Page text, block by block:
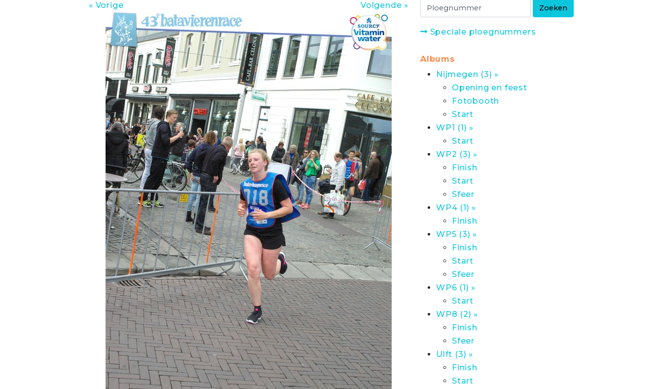
« Vorige
Volgende »
Speciale ploegnummers
Albums
Nijmegen (3) »
Opening en feest
Fotobooth
Start
WP1 (1) »
Start
WP2 (3) »
Finish
Start
Sfeer
WP4 (1) »
Finish
WP5 (3) »
Finish
Start
Sfeer
WP6 (1) »
Start
WP8 (2) »
Finish
Sfeer
Ulft (3) »
Finish
Start